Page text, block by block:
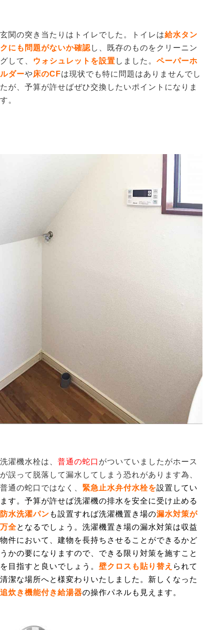
玄関の突き当たりはトイレでした。トイレは給水タン
クにも問題がないか確認 し、既存のものをクリーニン
グして、
ウォシュレットを設置 しました。 ペーパーホ
ルダーや床のCFは現状でも特に問題はありませんでし
たが、予算が許せばぜひ交換したいポイントになりま
す。
洗濯機水栓は、 普通の蛇口 がついていましたがホース
が誤って脱落して漏水してしまう恐れがあります為、
普通の蛇口ではなく、 緊急止水弁付水栓を設置してい
ます。予算が許せば洗濯機の排水を安全に受け止める
防水洗濯パン も設置すれば洗濯機置き場の漏水対策が
万全となるでしょう。洗濯機置き場の漏水対策は収益
物件において、建物を長持ちさせることができるかど
うかの要になりますので、できる限り対策を施すこと
を目指すと良いでしょう。 壁クロスも貼り替え られて
清潔な場所へと様変わりいたしました。新しくなった
追炊き機能付き給湯器の操作パネルも見えます。